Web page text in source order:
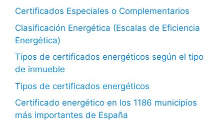
Certificados Especiales o Complementarios
Clasificación Energética (Escalas de Eficiencia
Energética)
Tipos de certificados energéticos según el tipo
de inmueble
Tipos de certificados energéticos
Certificado energético en los 1186 municipios
más importantes de España